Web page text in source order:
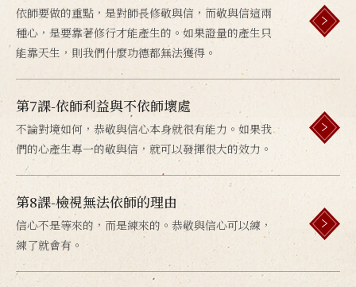
依師要做的重點，是對師長修敬與信，而敬與信這兩
種心，是要靠著修行才能產生的。如果證量的產生只
能靠天生，則我們什麼功德都無法獲得。
第7課-依師利益與不依師壞處
不論對境如何，恭敬與信心本身就很有能力。如果我
們的心產生專一的敬與信，就可以發揮很大的效力。
第8課-檢視無法依師的理由
信心不是等來的，而是練來的。恭敬與信心可以練，
練了就會有。